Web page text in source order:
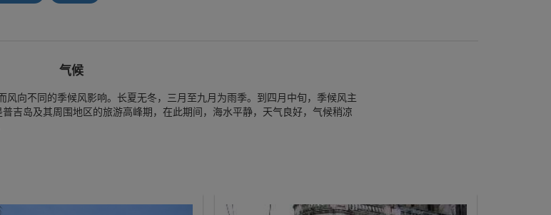
气候
向不同的季候风影响。长夏无冬，三月至九月为雨季。到四月中旬，季候风主
吉岛及其周围地区的旅游高峰期，在此期间，海水平静，天气良好，气候稍凉